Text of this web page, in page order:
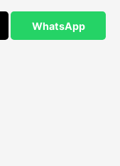
WhatsApp